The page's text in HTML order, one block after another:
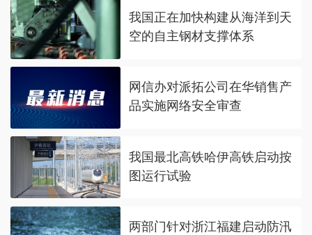
我国正在加快构建从海洋到天
空的自主钢材支撑体系
网信办对派拓公司在华销售产
品实施网络安全审查
我国最北高铁哈伊高铁启动按
图运行试验
两部门针对浙江福建启动防汛